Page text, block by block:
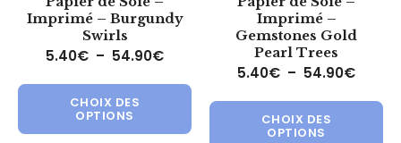
Imprimé – Burgundy
Swirls
5.40€ – 54.90€Plage de prix : 5.40€ à 54.90€
CHOIX DES
OPTIONS
Ce produit a plusieurs
Imprimé –
Gemstones Gold
Pearl Trees
5.40€ – 54.90€Plage
CHOIX DES
OPTIONS